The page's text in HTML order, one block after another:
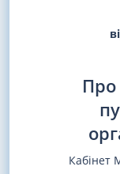
Про
Кабінет